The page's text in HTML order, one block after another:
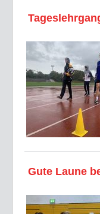
Gute Laune